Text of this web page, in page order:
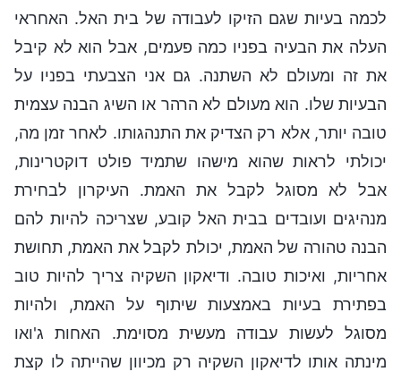
לכמה בעיות שגם הזיקו לעבודה של בית האל. האחראי
העלה את הבעיה בפניו כמה פעמים, אבל הוא לא קיבל
את זה ומעולם לא השתנה. גם אני הצבעתי בפניו על
הבעיות שלו. הוא מעולם לא הרהר או השיג הבנה עצמית
טובה יותר, אלא רק הצדיק את התנהגותו. לאחר זמן מה,
יכולתי לראות שהוא מישהו שתמיד פולט דוקטרינות,
אבל לא מסוגל לקבל את האמת. העיקרון לבחירת
מנהיגים ועובדים בבית האל קובע, שצריכה להיות להם
הבנה טהורה של האמת, יכולת לקבל את האמת, תחושת
אחריות, ואיכות טובה. ודיאקון השקיה צריך להיות טוב
בפתירת בעיות באמצעות שיתוף על האמת, ולהיות
מסוגל לעשות עבודה מעשית מסוימת. האחות ג'ואו
מינתה אותו לדיאקון השקיה רק מכיוון שהייתה לו קצת